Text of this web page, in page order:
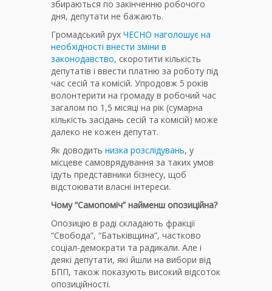
збираються по закінченню робочого
дня, депутати не бажають.
Громадський рух ЧЕСНО наголошує на
необхідності внести зміни в
законодавство, скоротити кількість
депутатів і ввести платню за роботу під
час сесій та комісій. Упродовж 5 років
волонтерити на громаду в робочий час
загалом по 1,5 місяці на рік (сумарна
кількість засідань сесій та комісій) може
далеко не кожен депутат.
Як доводить низка розслідувань, у
місцеве самоврядування за таких умов
ідуть представники бізнесу, щоб
відстоювати власні інтереси.
Чому “Самопоміч” найменш опозиційна?
Опозицію в раді складають фракції
“Свобода”, “Батьківщина”, частково
соціал-демократи та радикали. Але і
деякі депутати, які йшли на вибори від
БПП, також показують високий відсоток
опозиційності.